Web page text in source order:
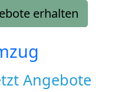
erhalten
Angebote